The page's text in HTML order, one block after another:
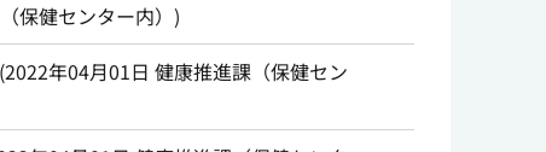
保健センター内） )
(2022年04月01日 健康推進課（保健セン